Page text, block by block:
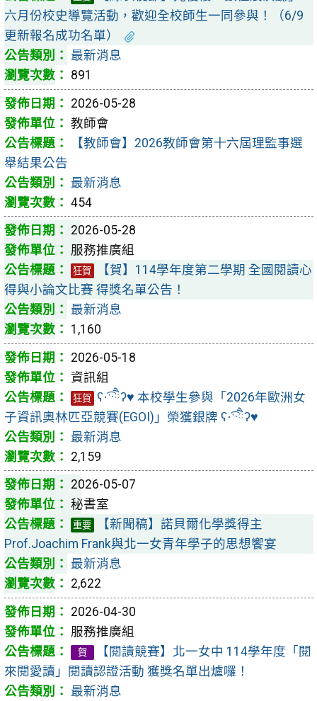
六月份校史導覽活動，歡迎全校師生一同參與！（6/9
更新報名成功名單）
最新消息
891
2026-05-28
教師會
【教師會】2026教師會第十六屆理監事選
舉結果公告
最新消息
454
2026-05-28
服務推廣組
狂賀
【賀】114學年度第二學期 全國閱讀心
得與小論文比賽 得獎名單公告！
最新消息
1,160
2026-05-18
資訊組
狂賀
ʕ·͡ˑ·ཻʔ♥︎ 本校學生參與「2026年歐洲女
子資訊奧林匹亞競賽(EGOI)」榮獲銀牌 ʕ·͡ˑ·ཻʔ♥︎
最新消息
2,159
2026-05-07
秘書室
重要
【新聞稿】諾貝爾化學獎得主
Prof.Joachim Frank與北一女青年學子的思想饗宴
最新消息
2,622
2026-04-30
服務推廣組
賀
【閱讀競賽】北一女中 114學年度「閱
來閱愛讀」閱讀認證活動 獲獎名單出爐囉！
最新消息